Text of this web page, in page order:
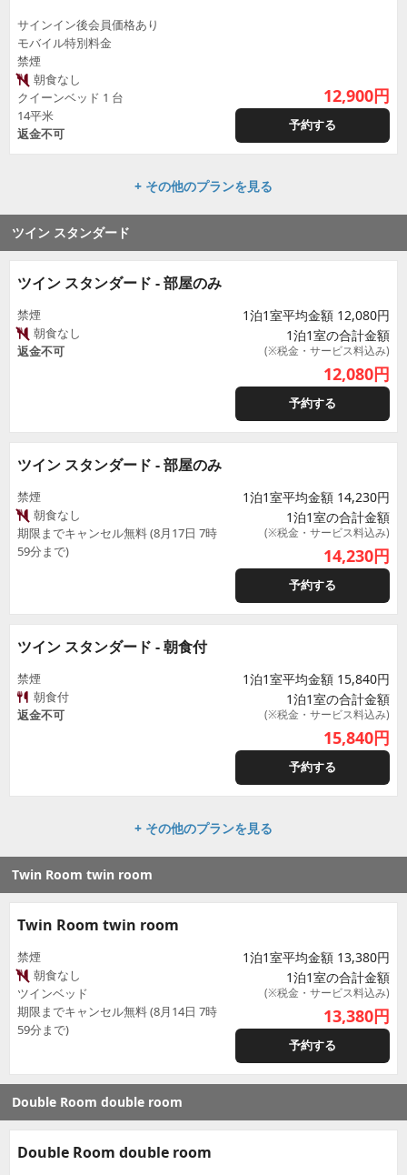
サインイン後会員価格あり
モバイル特別料金
禁煙
朝食なし
クイーンベッド 1 台
14平米
返金不可
12,900円
予約する
+ その他のプランを見る
ツイン スタンダード
ツイン スタンダード - 部屋のみ
禁煙
朝食なし
返金不可
1泊1室平均金額 12,080円
1泊1室の合計金額
(※税金・サービス料込み)
12,080円
予約する
ツイン スタンダード - 部屋のみ
禁煙
朝食なし
期限までキャンセル無料 (8月17日 7時
59分まで)
1泊1室平均金額 14,230円
1泊1室の合計金額
(※税金・サービス料込み)
14,230円
予約する
ツイン スタンダード - 朝食付
禁煙
朝食付
返金不可
1泊1室平均金額 15,840円
1泊1室の合計金額
(※税金・サービス料込み)
15,840円
予約する
+ その他のプランを見る
Twin Room twin room
Twin Room twin room
禁煙
朝食なし
ツインベッド
期限までキャンセル無料 (8月14日 7時
59分まで)
1泊1室平均金額 13,380円
1泊1室の合計金額
(※税金・サービス料込み)
13,380円
予約する
Double Room double room
Double Room double room